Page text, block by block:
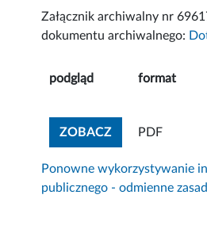
Załącznik archiwalny nr
dokumentu archiwalnego:
podgląd format
ZOBACZZOBACZ
PDF
Ponowne wykorzystywanie
publicznego - odmienne